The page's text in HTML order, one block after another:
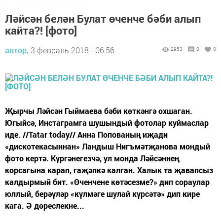
Ләйсән белән Булат өченче бәби алып
кайта?! [фото]
автор, 3 февраль 2018 - 06:56 2953 0 0
Җырчы Ләйсән Гыймаева бәби көткәнгә охшаган.
Югыйсә, Инстаграмга шушындый фотолар куймаслар
иде. //Tatar today// Анна Попованың иҗади
«дискотекасыннан» Ландыш Нигъмәтҗанова мондый
фото кертә. Күргәнегезчә, ул монда Ләйсәннең
корсагына карап, гаҗәпкә калган. Халык та җавапсыз
калдырмый бит. «Өченчене көтәсезме?» дип сораулар
юллый, берәүләр «күлмәге шулай күрсәтә» дип кире
кага. Ә дөреслекне...